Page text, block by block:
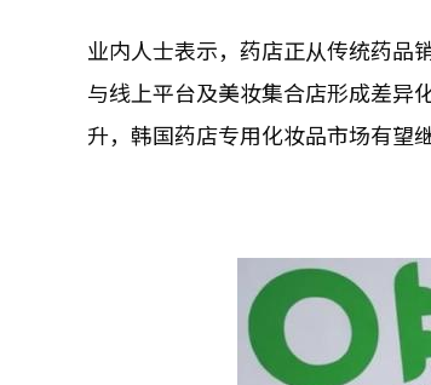
业内人士表示，药店正从传统药品
与线上平台及美妆集合店形成差异
升，韩国药店专用化妆品市场有望